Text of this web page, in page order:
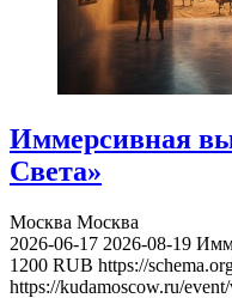
Иммерсивная
Света»
Москва Москва
2026-06-17 2026-08-19
1200 RUB https://
https://kudamoscow.ru/